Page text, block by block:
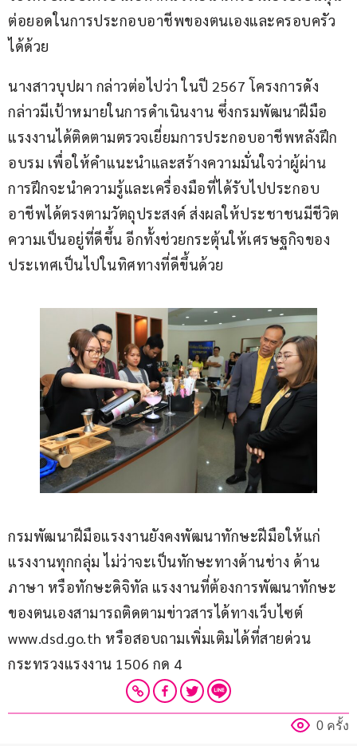
ต่อยอดในการประกอบอาชีพของตนเองและครอบครัว
ได้ด้วย
นางสาวบุปผา กล่าวต่อไปว่า ในปี 2567 โครงการดัง
กล่าวมีเป้าหมายในการดำเนินงาน ซึ่งกรมพัฒนาฝีมือ
แรงงานได้ติดตามตรวจเยี่ยมการประกอบอาชีพหลังฝึก
อบรม เพื่อให้คำแนะนำและสร้างความมั่นใจว่าผู้ผ่าน
การฝึกจะนำความรู้และเครื่องมือที่ได้รับไปประกอบ
อาชีพได้ตรงตามวัตถุประสงค์ ส่งผลให้ประชาชนมีชีวิต
ความเป็นอยู่ที่ดีขึ้น อีกทั้งช่วยกระตุ้นให้เศรษฐกิจของ
ประเทศเป็นไปในทิศทางที่ดีขึ้นด้วย
กรมพัฒนาฝีมือแรงงานยังคงพัฒนาทักษะฝีมือให้แก่
แรงงานทุกกลุ่ม ไม่ว่าจะเป็นทักษะทางด้านช่าง ด้าน
ภาษา หรือทักษะดิจิทัล แรงงานที่ต้องการพัฒนาทักษะ
ของตนเองสามารถติดตามข่าวสารได้ทางเว็บไซต์
www.dsd.go.th หรือสอบถามเพิ่มเติมได้ที่สายด่วน
กระทรวงแรงงาน 1506 กด 4
0 ครั้ง